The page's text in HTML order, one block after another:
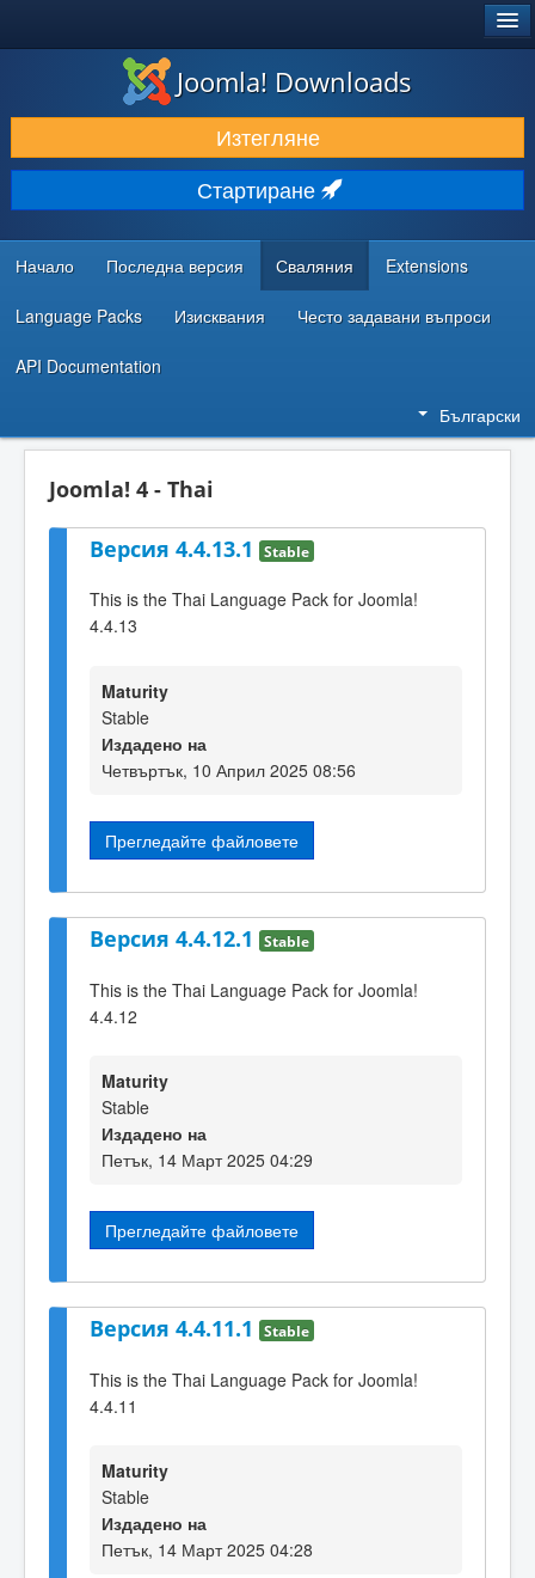
ИЗТЕГЛЯНЕ & РАЗШИРЯВАНЕ
ОТКРИВАЙТЕ & УЧЕТЕ
ОБЩНОСТ & ПОДДРЪЖКА
РЕСУРСИ ЗА РАЗРАБОТКА
Joomla! Downloads
Изтегляне
Стартиране
Начало Последна версия Сваляния Extensions
Language Packs Изисквания Често задавани въпроси
API Documentation
Български
Joomla! 4 - Thai
Версия 4.4.13.1 Stable
This is the Thai Language Pack for Joomla!
4.4.13
Maturity
Stable
Издадено на
Четвъртък, 10 Април 2025 08:56
Прегледайте файловете
Версия 4.4.12.1 Stable
This is the Thai Language Pack for Joomla!
4.4.12
Maturity
Stable
Издадено на
Петък, 14 Март 2025 04:29
Прегледайте файловете
Версия 4.4.11.1 Stable
This is the Thai Language Pack for Joomla!
4.4.11
Maturity
Stable
Издадено на
Петък, 14 Март 2025 04:28